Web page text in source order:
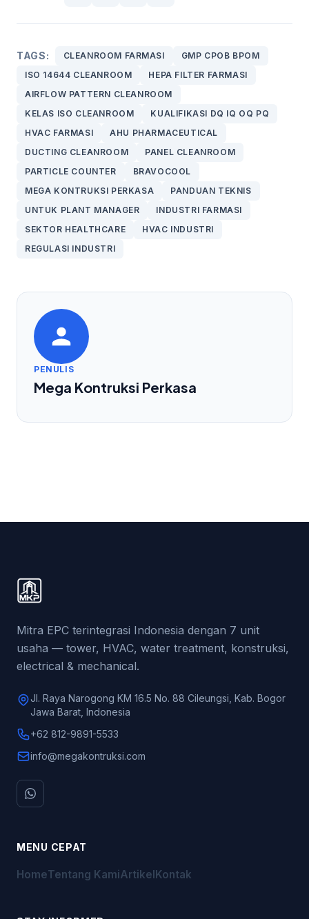
TAGS: CLEANROOM FARMASI
GMP CPOB BPOM
ISO 14644 CLEANROOM
HEPA FILTER FARMASI
AIRFLOW PATTERN CLEANROOM
KELAS ISO CLEANROOM
KUALIFIKASI DQ IQ OQ PQ
HVAC FARMASI
AHU PHARMACEUTICAL
DUCTING CLEANROOM
PANEL CLEANROOM
PARTICLE COUNTER
BRAVOCOOL
MEGA KONTRUKSI PERKASA
PANDUAN TEKNIS
UNTUK PLANT MANAGER
INDUSTRI FARMASI
SEKTOR HEALTHCARE
HVAC INDUSTRI
REGULASI INDUSTRI
PENULIS
Mega Kontruksi Perkasa
Mitra EPC terintegrasi Indonesia dengan 7 unit
usaha — tower, HVAC, water treatment, konstruksi,
electrical & mechanical.
Jl. Raya Narogong KM 16.5 No. 88 Cileungsi, Kab. Bogor
Jawa Barat, Indonesia
+62 812-9891-5533
info@megakontruksi.com
MENU CEPAT
HomeTentang KamiArtikel Kontak